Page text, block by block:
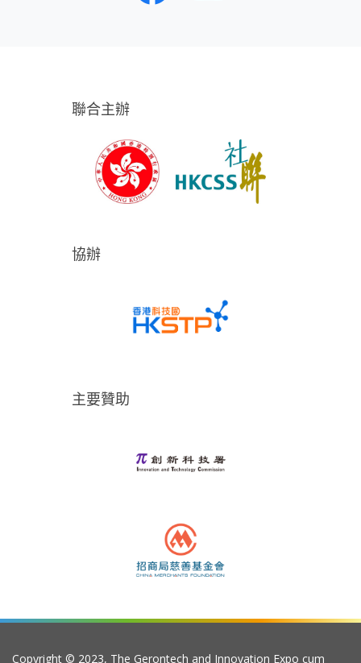
聯合主辦
協辦
主要贊助
Copyright © 2023, The Gerontech and Innovation Expo cum